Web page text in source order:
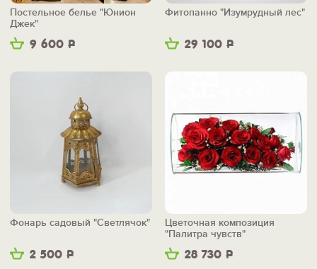
9 600 Р
Постельное белье "Юнион
Джек"
29 100 Р
Фитопанно "Изумрудный лес"
2 500 Р
Фонарь садовый "Светлячок"
28 730 Р
Цветочная композиция
"Палитра чувств"